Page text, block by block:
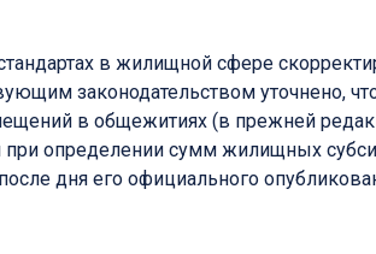
в жилищной сфере
законодательством уточнено,
в общежитиях (в прежней
при определении сумм жилищных
дня его официального